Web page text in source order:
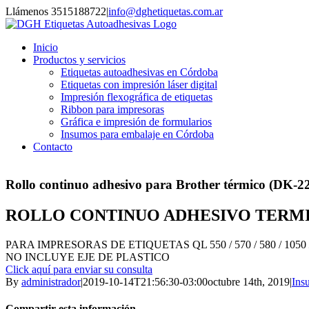
Skip
to
Llámenos 3515188722|info@dghetiquetas.com.ar
Facebook
Twitter
LinkedIn
Inicio
Productos y servicios
Etiquetas autoadhesivas en Córdoba
Etiquetas con impresión láser digital
Impresión flexográfica de etiquetas
Ribbon para impresoras
Gráfica e impresión de formularios
Insumos para embalaje en Córdoba
Contacto
Rollo continuo adhesivo para Brother térmico (DK-
ROLLO CONTINUO ADHESIVO
PARA IMPRESORAS DE ETIQUETAS QL 550 / 570 / 580 / 1050
NO INCLUYE EJE DE PLASTICO
Click aquí para enviar su consulta
By administrador|2019-10-14T21:56:30-03:00octubre 14th, 2019|